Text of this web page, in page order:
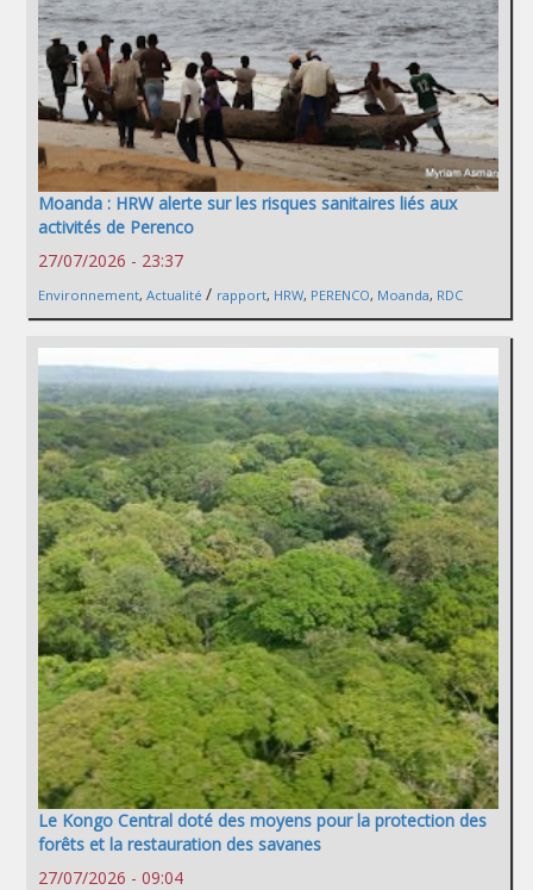
Moanda : HRW alerte sur les risques sanitaires liés aux
activités de Perenco
27/07/2026 - 23:37
Environnement, Actualité / rapport, HRW, PERENCO, Moanda, RDC
Le Kongo Central doté des moyens pour la protection des
forêts et la restauration des savanes
27/07/2026 - 09:04